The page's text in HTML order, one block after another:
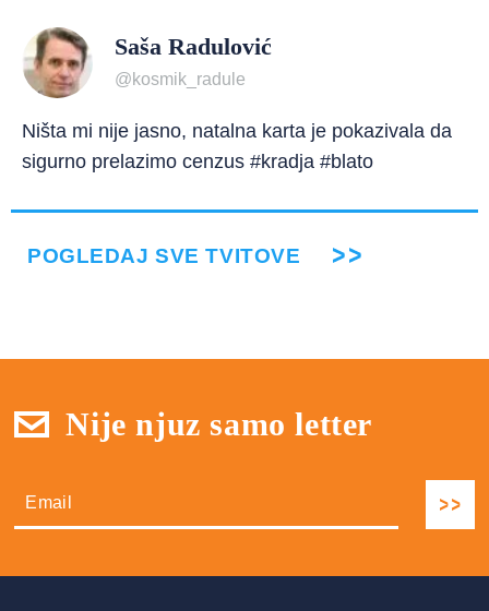
Saša Radulović
@kosmik_radule
Ništa mi nije jasno, natalna karta je pokazivala da
sigurno prelazimo cenzus #kradja #blato
POGLEDAJ SVE TVITOVE
Nije njuz samo letter